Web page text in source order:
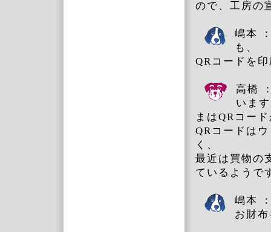
ので、工房の
嶋本
も、
QRコードを
高橋
いま
まはQRコー
QRコードは
く、
最近は買物の
ているようで
嶋本
お財